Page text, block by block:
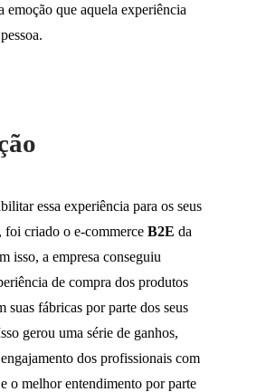
emoção que aquela experiência
essa experiência para os seus
foi criado o e-commerce B2E da
isso, a empresa conseguiu
de compra dos produtos
suas fábricas por parte dos seus
gerou uma série de ganhos,
dos profissionais com
o melhor entendimento por parte